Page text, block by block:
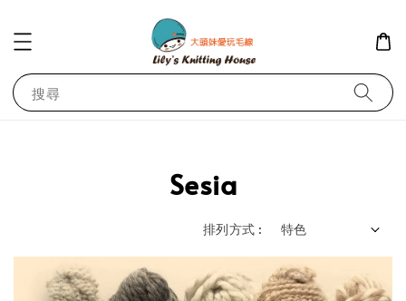
搜尋
Sesia
排列方式 :